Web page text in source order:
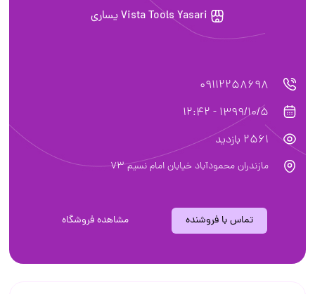
Vista Tools Yasari يساري
09112258698
1399/10/5 - 12:42
2561 بازدید
مازندران محمودآباد خيابان امام نسيم ٧٣
تماس با فروشنده مشاهده فروشگاه